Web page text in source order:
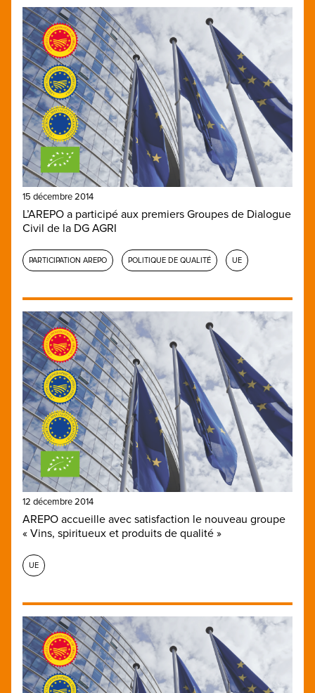
15 décembre 2014
L’AREPO a participé aux premiers Groupes de Dialogue
Civil de la DG AGRI
PARTICIPATION AREPO POLITIQUE DE QUALITÉ UE
12 décembre 2014
AREPO accueille avec satisfaction le nouveau groupe
« Vins, spiritueux et produits de qualité »
UE